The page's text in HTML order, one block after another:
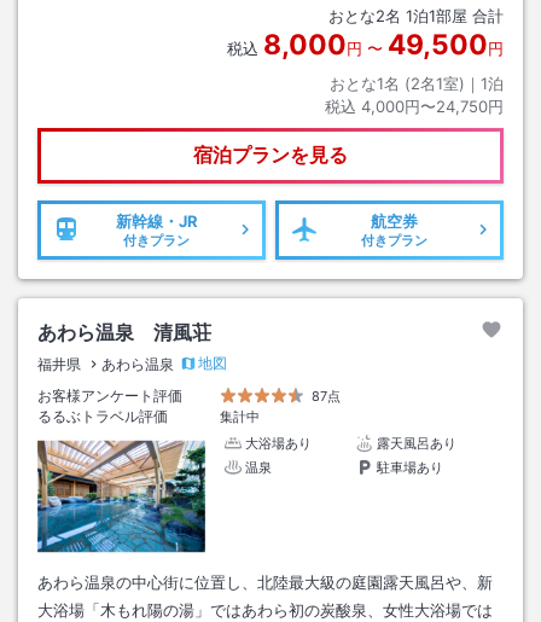
おとな2名 1泊1部屋 合計
税込 8,000円 〜 49,500円
おとな1名 (2名1室)｜ 1泊
税込 4,000円〜24,750円
宿泊プランを見る
新幹線・JR
付きプラン
航空券
付きプラン
あわら温泉 清風荘
福井県 あわら温泉
地図
お客様アンケート評価
87点
るるぶトラベル評価
集計中
大浴場あり
露天風呂あり
温泉
駐車場あり
あわら温泉の中心街に位置し、北陸最大級の庭園露天風呂や、新
大浴場「木もれ陽の湯」ではあわら初の炭酸泉、女性大浴場では